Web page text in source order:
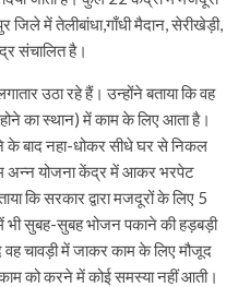
जिले में तेलीबांधा,गाँधी मैदान, सेरीखेड़ी,
संचालित है।
उठा रहे हैं। उन्होंने बताया कि वह
का स्थान) में काम के लिए आता है।
बाद नहा-धोकर सीधे घर से निकल
अन्न योजना केंद्र में आकर भरपेट
कि सरकार द्वारा मजदूरों के लिए 5
सुबह-सुबह भोजन पकाने की हड़बड़ी
वह चावड़ी में जाकर काम के लिए मौजूद
को करने में कोई समस्या नहीं आती।